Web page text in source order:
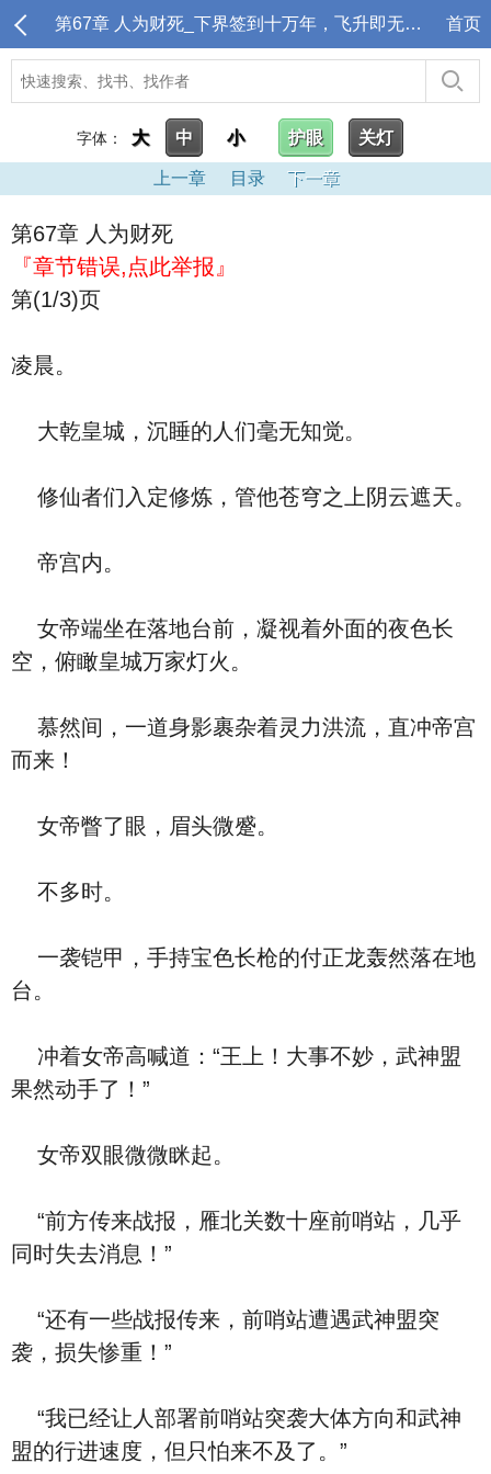
第67章 人为财死_下界签到十万年，飞升即无敌！ 首页
字体： 大 中 小 护眼 关灯
上一章 目录 下一章
第67章 人为财死
『章节错误,点此举报』
第(1/3)页
凌晨。
大乾皇城，沉睡的人们毫无知觉。
修仙者们入定修炼，管他苍穹之上阴云遮天。
帝宫内。
女帝端坐在落地台前，凝视着外面的夜色长
空，俯瞰皇城万家灯火。
慕然间，一道身影裹杂着灵力洪流，直冲帝宫
而来！
女帝瞥了眼，眉头微蹙。
不多时。
一袭铠甲，手持宝色长枪的付正龙轰然落在地
台。
冲着女帝高喊道：“王上！大事不妙，武神盟
果然动手了！”
女帝双眼微微眯起。
“前方传来战报，雁北关数十座前哨站，几乎
同时失去消息！”
“还有一些战报传来，前哨站遭遇武神盟突
袭，损失惨重！”
“我已经让人部署前哨站突袭大体方向和武神
盟的行进速度，但只怕来不及了。”